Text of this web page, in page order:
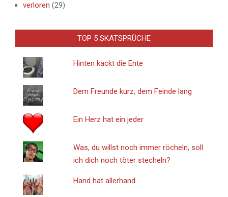
verloren (29)
TOP 5 SKATSPRÜCHE
Hinten kackt die Ente
Dem Freunde kurz, dem Feinde lang
Ein Herz hat ein jeder
Was, du willst noch immer röcheln, soll
ich dich noch töter stecheln?
Hand hat allerhand